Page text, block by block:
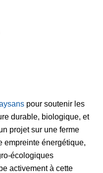
pour soutenir les
durable, biologique, et
projet sur une ferme
empreinte énergétique,
écologiques
activement à cette